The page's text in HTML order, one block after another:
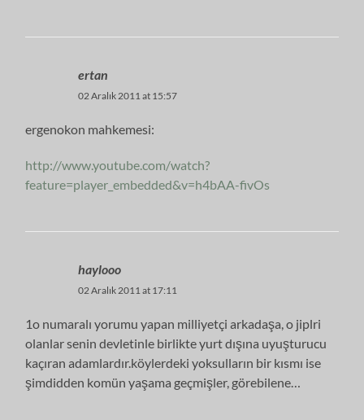
ertan
02 Aralık 2011 at 15:57
ergenokon mahkemesi:
http://www.youtube.com/watch?
feature=player_embedded&v=h4bAA-fivOs
haylooo
02 Aralık 2011 at 17:11
1o numaralı yorumu yapan milliyetçi arkadaşa, o jiplri
olanlar senin devletinle birlikte yurt dışına uyuşturucu
kaçıran adamlardır.köylerdeki yoksulların bir kısmı ise
şimdidden komün yaşama geçmişler, görebilene…